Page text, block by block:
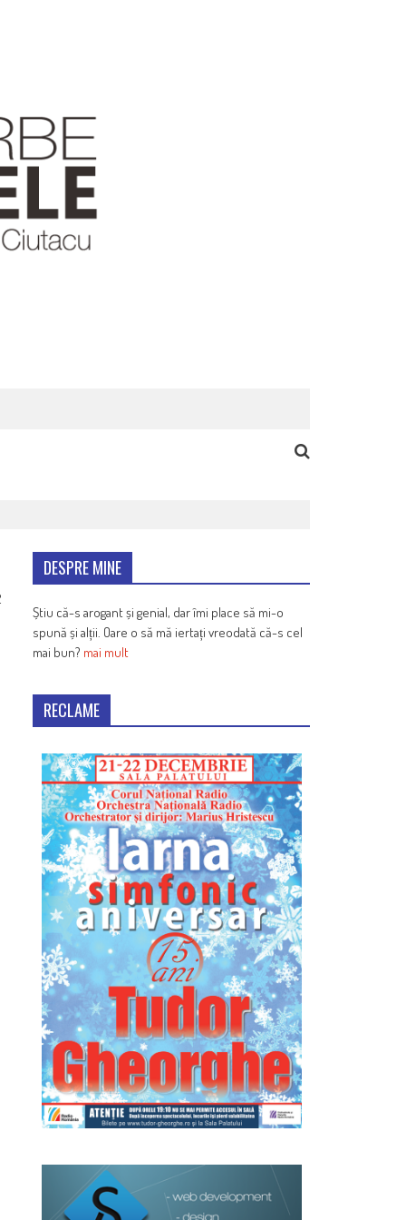
DESPRE MINE
Știu că-s arogant și genial, dar îmi place să mi-o
spună și alții. Oare o să mă iertați vreodată că-s cel
mai bun? mai mult
RECLAME